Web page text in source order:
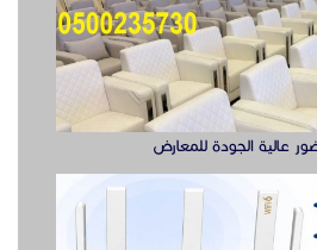
عالية الجودة للمعارض